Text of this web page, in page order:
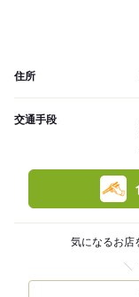
住所
交通手段
気になるお店